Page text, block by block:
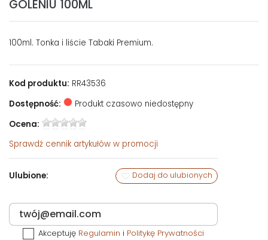
GOLENIU 100ML
100ml. Tonka i liście Tabaki Premium.
Kod produktu: RR43536
Dostępność:
Produkt czasowo niedostępny
Ocena:
Sprawdź cennik artykułów w promocji
Ulubione: Dodaj do ulubionych
Akceptuję Regulamin i Politykę Prywatności